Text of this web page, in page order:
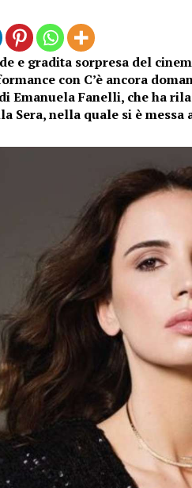
e gradita sorpresa del
con C’è ancora
Emanuela Fanelli, che ha
Sera, nella quale si è messa